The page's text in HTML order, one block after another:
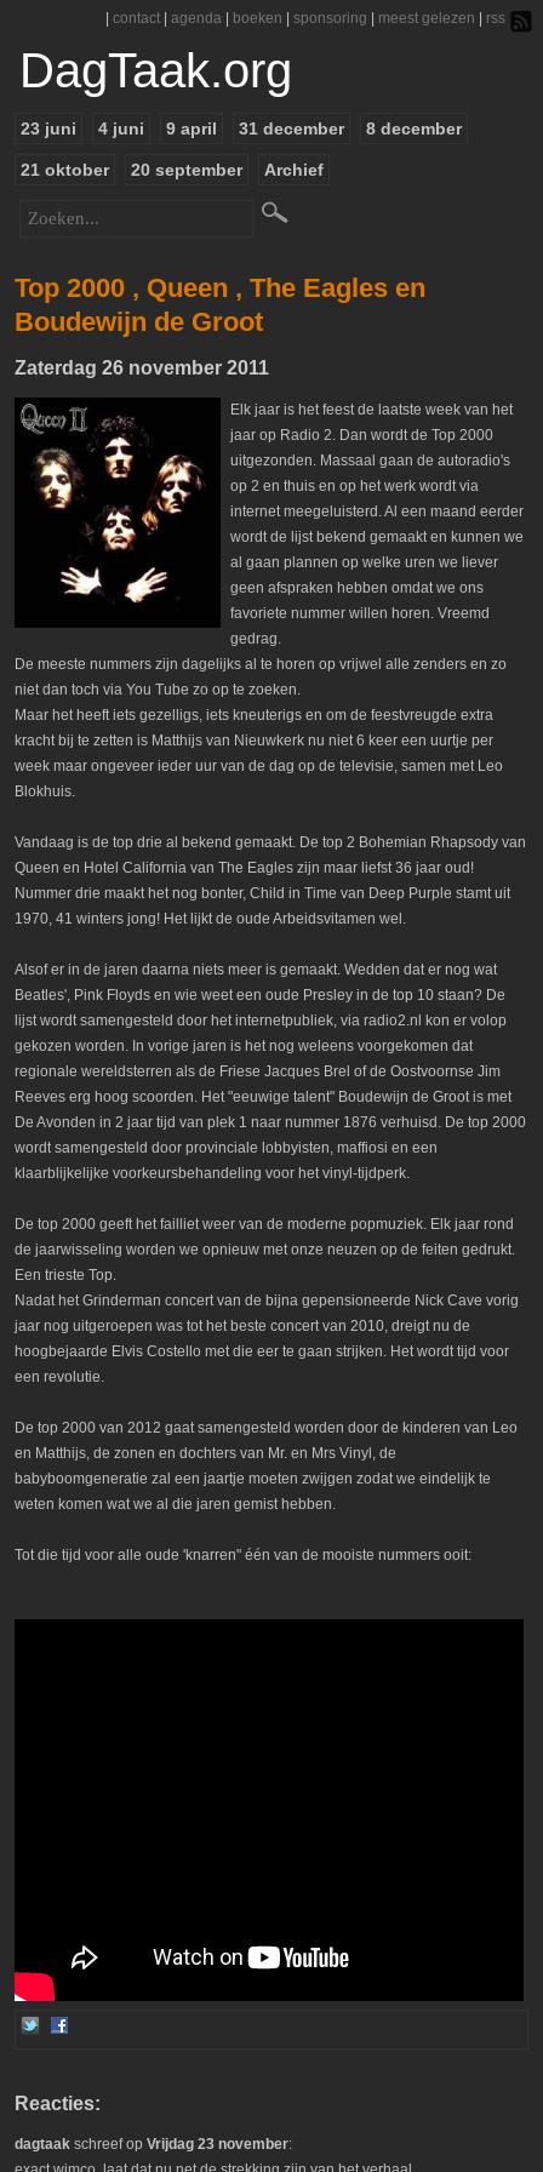
contact agenda boeken sponsoring meest gelezen rss
DagTaak.org
23 juni 4 juni 9 april 31 december 8 december
21 oktober 20 september Archief
Top 2000 , Queen , The Eagles en
Boudewijn de Groot
Zaterdag 26 november 2011
Elk jaar is het feest de laatste week van het
jaar op Radio 2. Dan wordt de Top 2000
uitgezonden. Massaal gaan de autoradio's
op 2 en thuis en op het werk wordt via
internet meegeluisterd. Al een maand eerder
wordt de lijst bekend gemaakt en kunnen we
al gaan plannen op welke uren we liever
geen afspraken hebben omdat we ons
favoriete nummer willen horen. Vreemd
gedrag.
De meeste nummers zijn dagelijks al te horen op vrijwel alle zenders en zo
niet dan toch via You Tube zo op te zoeken.
Maar het heeft iets gezelligs, iets kneuterigs en om de feestvreugde extra
kracht bij te zetten is Matthijs van Nieuwkerk nu niet 6 keer een uurtje per
week maar ongeveer ieder uur van de dag op de televisie, samen met Leo
Blokhuis.
Vandaag is de top drie al bekend gemaakt. De top 2 Bohemian Rhapsody van
Queen en Hotel California van The Eagles zijn maar liefst 36 jaar oud!
Nummer drie maakt het nog bonter, Child in Time van Deep Purple stamt uit
1970, 41 winters jong! Het lijkt de oude Arbeidsvitamen wel.
Alsof er in de jaren daarna niets meer is gemaakt. Wedden dat er nog wat
Beatles', Pink Floyds en wie weet een oude Presley in de top 10 staan? De
lijst wordt samengesteld door het internetpubliek, via radio2.nl kon er volop
gekozen worden. In vorige jaren is het nog weleens voorgekomen dat
regionale wereldsterren als de Friese Jacques Brel of de Oostvoornse Jim
Reeves erg hoog scoorden. Het "eeuwige talent" Boudewijn de Groot is met
De Avonden in 2 jaar tijd van plek 1 naar nummer 1876 verhuisd. De top 2000
wordt samengesteld door provinciale lobbyisten, maffiosi en een
klaarblijkelijke voorkeursbehandeling voor het vinyl-tijdperk.
De top 2000 geeft het failliet weer van de moderne popmuziek. Elk jaar rond
de jaarwisseling worden we opnieuw met onze neuzen op de feiten gedrukt.
Een trieste Top.
Nadat het Grinderman concert van de bijna gepensioneerde Nick Cave vorig
jaar nog uitgeroepen was tot het beste concert van 2010, dreigt nu de
hoogbejaarde Elvis Costello met die eer te gaan strijken. Het wordt tijd voor
een revolutie.
De top 2000 van 2012 gaat samengesteld worden door de kinderen van Leo
en Matthijs, de zonen en dochters van Mr. en Mrs Vinyl, de
babyboomgeneratie zal een jaartje moeten zwijgen zodat we eindelijk te
weten komen wat we al die jaren gemist hebben.
Tot die tijd voor alle oude 'knarren" één van de mooiste nummers ooit:
Reacties:
dagtaak schreef op Vrijdag 23 november: